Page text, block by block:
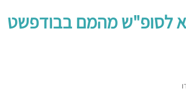
לסופ"ש מהמם בבודפשט